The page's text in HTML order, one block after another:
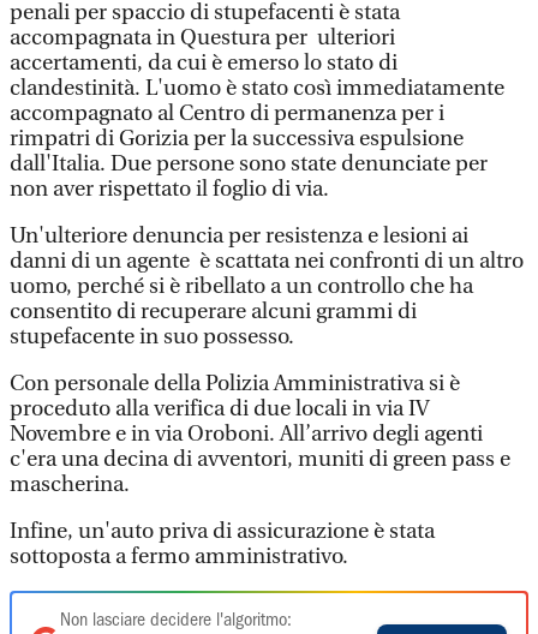
penali per spaccio di stupefacenti è stata
accompagnata in Questura per ulteriori
accertamenti, da cui è emerso lo stato di
clandestinità. L'uomo è stato così immediatamente
accompagnato al Centro di permanenza per i
rimpatri di Gorizia per la successiva espulsione
dall'Italia. Due persone sono state denunciate per
non aver rispettato il foglio di via.
Un'ulteriore denuncia per resistenza e lesioni ai
danni di un agente è scattata nei confronti di un altro
uomo, perché si è ribellato a un controllo che ha
consentito di recuperare alcuni grammi di
stupefacente in suo possesso.
Con personale della Polizia Amministrativa si è
proceduto alla verifica di due locali in via IV
Novembre e in via Oroboni. All’arrivo degli agenti
c'era una decina di avventori, muniti di green pass e
mascherina.
Infine, un'auto priva di assicurazione è stata
sottoposta a fermo amministrativo.
Non lasciare decidere l'algoritmo: